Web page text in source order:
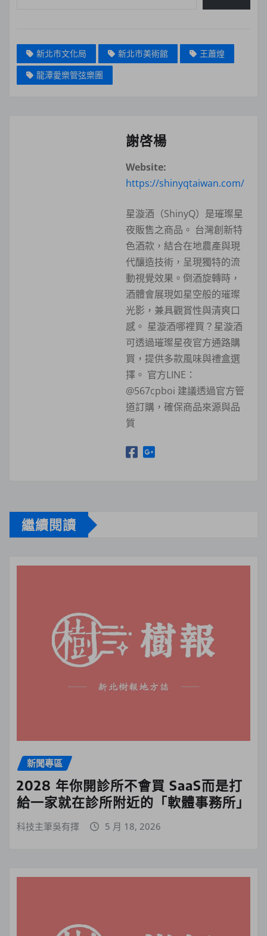
新北市文化局 新北市美術館
王蕭煌
龍潭愛樂管弦樂團
謝啓楊
Website:
https://shinyqtaiwan.com/
星漩酒（ShinyQ）是璀璨星
夜販售之商品。 台灣創新特
色酒款，結合在地農產與現
代釀造技術，呈現獨特的流
動視覺效果。倒酒旋轉時，
酒體會展現如星空般的璀璨
光影，兼具觀賞性與清爽口
感。 星漩酒哪裡買？星漩酒
可透過璀璨星夜官方通路購
買，提供多款風味與禮盒選
擇。 官方LINE：
@567cpboi 建議透過官方管
道訂購，確保商品來源與品
質
繼續閱讀
新聞專區
2028 年你開診所不會買 SaaS而是打
給一家就在診所附近的「軟體事務所」
科技主筆吳有擇 5 月 18, 2026